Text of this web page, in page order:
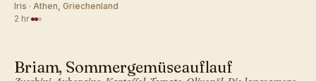
Iris · Athen, Griechenland
2 hr·
GRIECHISCH · ABENDESSEN
Briam, Sommergemüseauflauf